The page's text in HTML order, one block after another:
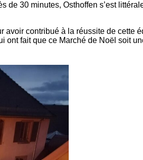
de 30 minutes, Osthoffen s’est
avoir contribué à la réussite de cette
ont fait que ce Marché de Noël soit